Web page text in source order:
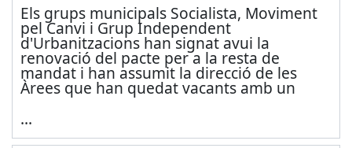
Els grups municipals Socialista, Moviment
pel Canvi i Grup Independent
d'Urbanitzacions han signat avui la
renovació del pacte per a la resta de
mandat i han assumit la direcció de les
Àrees que han quedat vacants amb un
...